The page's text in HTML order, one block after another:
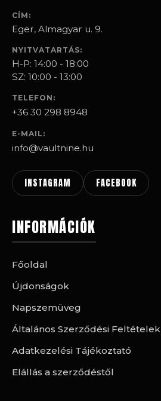
CÍM:
Eger, Almagyar u. 9.
NYITVATARTÁS:
H-P: 14:00 - 18:00
SZ: 10:00 - 13:00
TELEFON:
+36 30 298 8948
E-MAIL:
info@vaultnine.hu
INSTAGRAM FACEBOOK
INFORMÁCIÓK
Főoldal
Újdonságok
Napszemüveg
Általános Szerződési Feltételek
Adatkezelési Tájékoztató
Elállás a szerződéstől